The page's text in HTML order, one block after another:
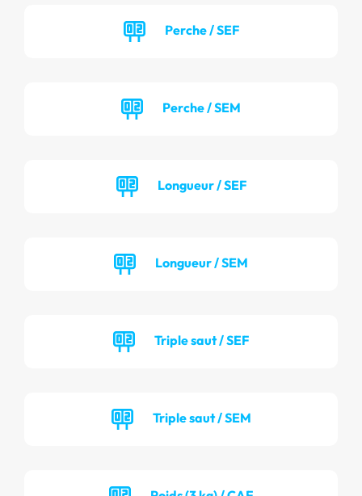
Perche / SEF
Perche / SEM
Longueur / SEF
Longueur / SEM
Triple saut / SEF
Triple saut / SEM